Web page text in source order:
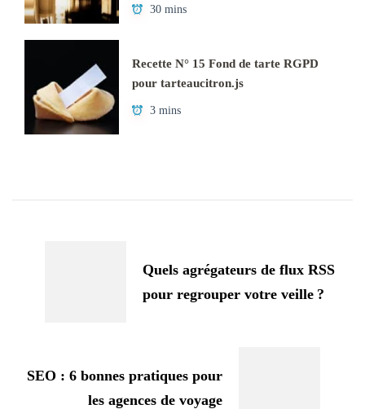
30 mins
Recette N° 15 Fond de tarte RGPD
pour tarteaucitron.js
3 mins
Quels agrégateurs de flux RSS
pour regrouper votre veille ?
SEO : 6 bonnes pratiques pour
les agences de voyage